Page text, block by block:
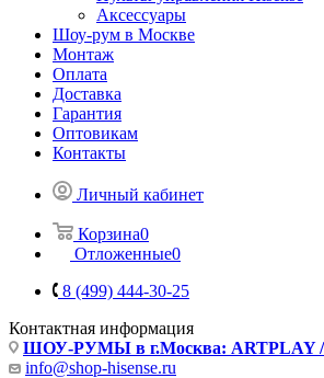
Аксессуары
Шоу-рум в Москве
Монтаж
Оплата
Доставка
Гарантия
Оптовикам
Контакты
Личный кабинет
Корзина0
Отложенные0
8 (499) 444-30-25
Контактная информация
ШОУ-РУМЫ в г.Москва: ARTPLAY
info@shop-hisense.ru